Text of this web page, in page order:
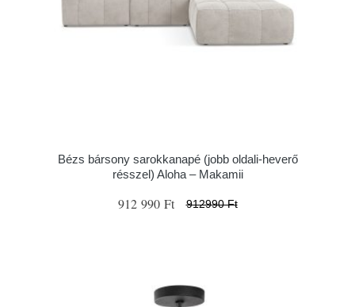
Bézs bársony sarokkanapé (jobb oldali-heverő
résszel) Aloha – Makamii
912 990 Ft 912990 Ft